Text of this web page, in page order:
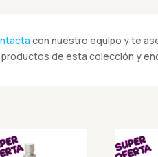
con nuestro equipo y te
de esta colección y